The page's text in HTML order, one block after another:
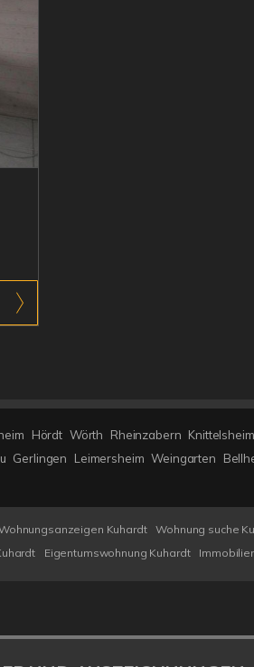
Hördt Wörth Rheinzabern Knittelsheim
Gerlingen Leimersheim Weingarten
Kuhardt Wohnung suche
Eigentumswohnung Kuhardt